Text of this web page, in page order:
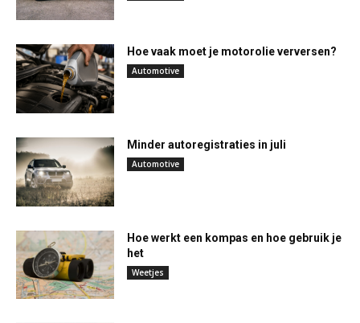
Hoe vaak moet je motorolie verversen?
Automotive
Minder autoregistraties in juli
Automotive
Hoe werkt een kompas en hoe gebruik je
het
Weetjes